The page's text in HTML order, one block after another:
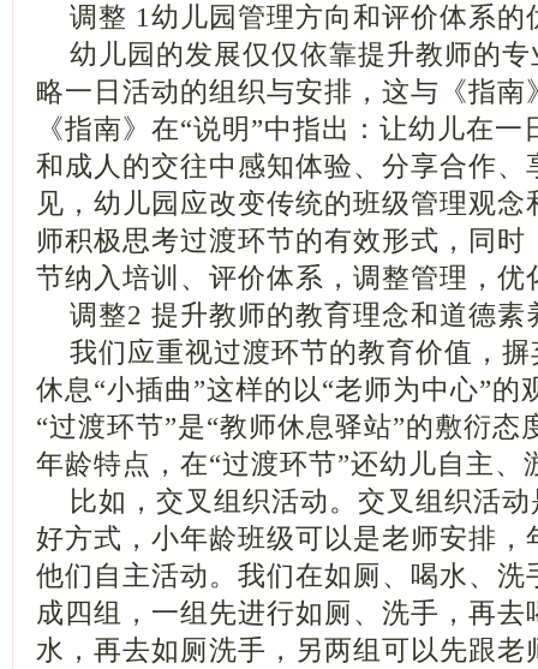
调整 1幼儿园管理方向和评价体系的
幼儿园的发展仅仅依靠提升教师的专
略一日活动的组织与安排，这与《指南
《指南》在“说明”中指出：让幼儿在
和成人的交往中感知体验、分享合作、
见，幼儿园应改变传统的班级管理观
师积极思考过渡环节的有效形式，同
节纳入培训、评价体系，调整管理，优
调整2 提升教师的教育理念和道德素
我们应重视过渡环节的教育价值，摒
休息“小插曲”这样的以“老师为中心”的
“过渡环节”是“教师休息驿站”的敷衍态
年龄特点，在“过渡环节”还幼儿自主、
比如，交叉组织活动。交叉组织活动
好方式，小年龄班级可以是老师安排，
他们自主活动。我们在如厕、喝水、洗
成四组，一组先进行如厕、洗手，再去
水，再去如厕洗手，另两组可以先跟老